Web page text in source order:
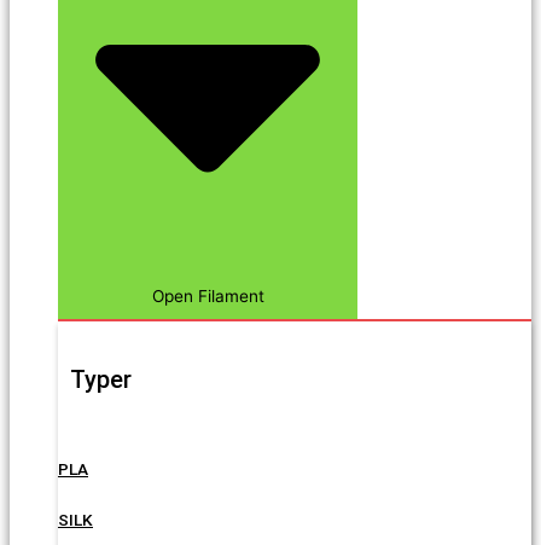
Open Filament
Typer
PLA
SILK